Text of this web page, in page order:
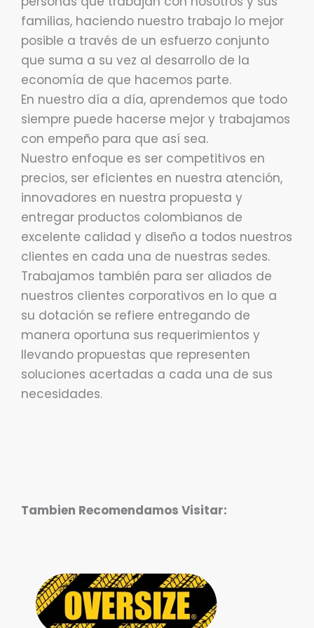
familias, haciendo nuestro trabajo lo mejor
posible a través de un esfuerzo conjunto
que suma a su vez al desarrollo de la
economía de que hacemos parte.
En nuestro día a día, aprendemos que todo
siempre puede hacerse mejor y trabajamos
con empeño para que así sea.
Nuestro enfoque es ser competitivos en
precios, ser eficientes en nuestra atención,
innovadores en nuestra propuesta y
entregar productos colombianos de
excelente calidad y diseño a todos nuestros
clientes en cada una de nuestras sedes.
Trabajamos también para ser aliados de
nuestros clientes corporativos en lo que a
su dotación se refiere entregando de
manera oportuna sus requerimientos y
llevando propuestas que representen
soluciones acertadas a cada una de sus
necesidades.
Tambien Recomendamos Visitar: